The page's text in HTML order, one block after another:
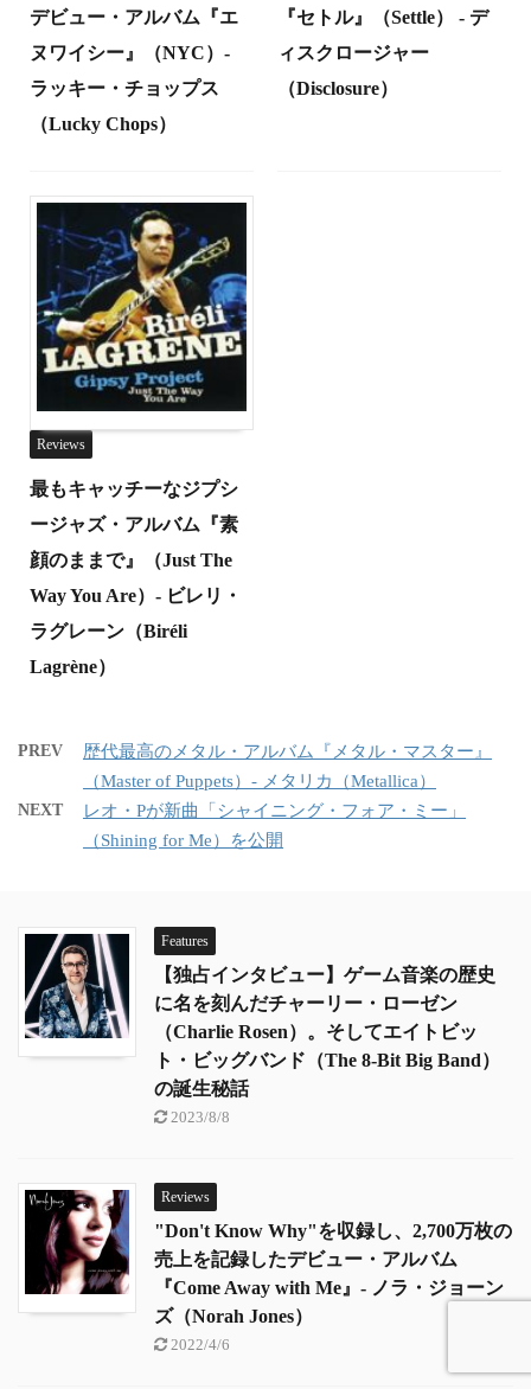
デビュー・アルバム『エ
ヌワイシー』（NYC）-
ラッキー・チョップス
（Lucky Chops）
『セトル』（Settle） - デ
ィスクロージャー
（Disclosure）
Reviews
最もキャッチーなジプシ
ージャズ・アルバム『素
顔のままで』（Just The
Way You Are）- ビレリ・
ラグレーン（Biréli
Lagrène）
PREV
歴代最高のメタル・アルバム『メタル・マスター』
（Master of Puppets）- メタリカ（Metallica）
NEXT
レオ・Pが新曲「シャイニング・フォア・ミー」
（Shining for Me）を公開
Features
【独占インタビュー】ゲーム音楽の歴史
に名を刻んだチャーリー・ローゼン
（Charlie Rosen）。そしてエイトビッ
ト・ビッグバンド（The 8-Bit Big Band）
の誕生秘話
2023/8/8
Reviews
"Don't Know Why"を収録し、2,700万枚の
売上を記録したデビュー・アルバム
『Come Away with Me』- ノラ・ジョーン
ズ（Norah Jones）
2022/4/6